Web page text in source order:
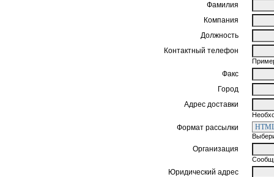
Фамилия
Компания
Должность
Контактный телефон
Факс
Город
Адрес доставки
Формат рассылки
Организация
Юридический адрес